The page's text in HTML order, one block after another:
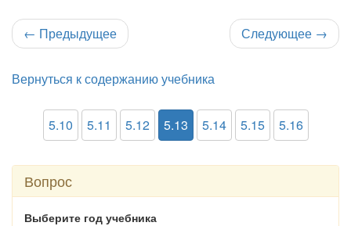
← Предыдущее Следующее →
Вернуться к содержанию учебника
5.10 5.11 5.12 5.13 5.14 5.15 5.16
Вопрос
Выберите год учебника